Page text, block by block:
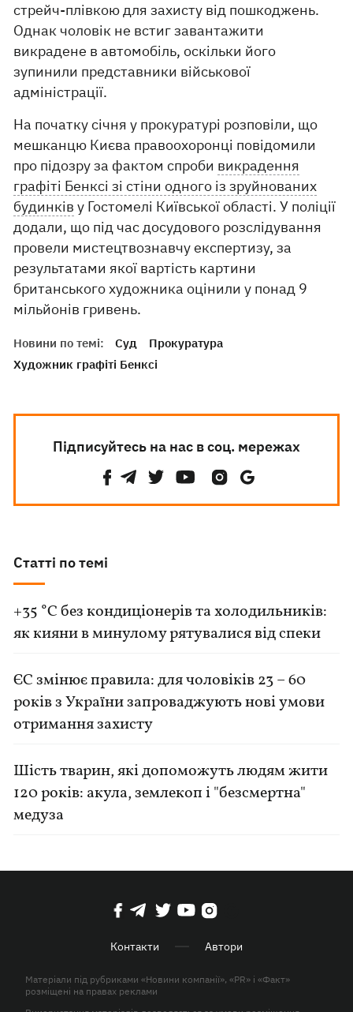
стрейч-плівкою для захисту від пошкоджень.
Однак чоловік не встиг завантажити
викрадене в автомобіль, оскільки його
зупинили представники військової
адміністрації.
На початку січня у прокуратурі розповіли, що
мешканцю Києва правоохоронці повідомили
про підозру за фактом спроби викрадення
графіті Бенксі зі стіни одного із зруйнованих
будинків у Гостомелі Київської області. У поліції
додали, що під час досудового розслідування
провели мистецтвознавчу експертизу, за
результатами якої вартість картини
британського художника оцінили у понад 9
мільйонів гривень.
Новини по темі: Суд
Прокуратура
Художник графіті Бенксі
Підписуйтесь на нас в соц. мережах
Статті по темі
+35 °C без кондиціонерів та холодильників:
як кияни в минулому рятувалися від спеки
ЄС змінює правила: для чоловіків 23 – 60
років з України запроваджують нові умови
отримання захисту
Шість тварин, які допоможуть людям жити
120 років: акула, землекоп і "безсмертна"
медуза
Контакти Автори
Матеріали під рубриками «Новини компанії», «PR» і «Факт»
розміщені на правах реклами